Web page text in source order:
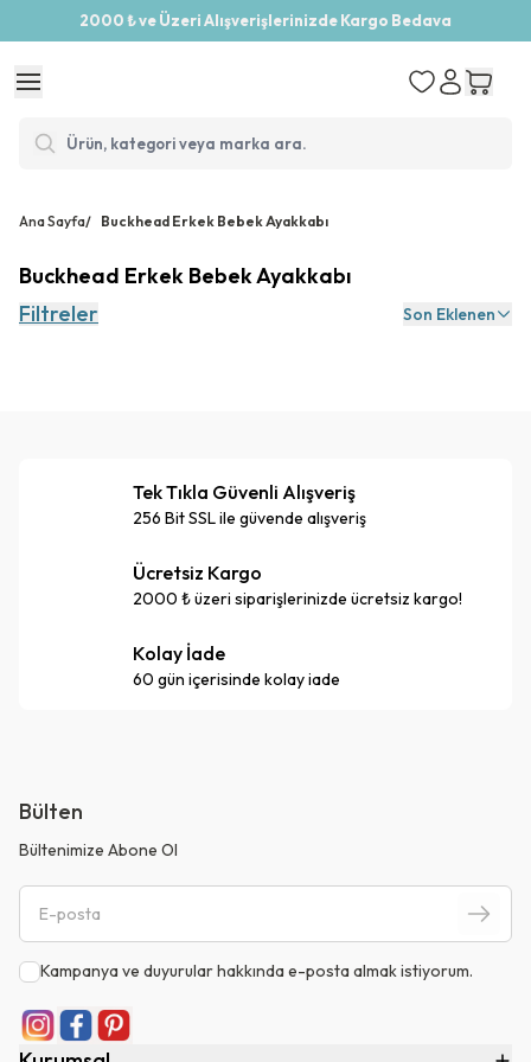
2000 ₺ ve Üzeri Alışverişlerinizde Kargo Bedava
Ana Sayfa/ Buckhead Erkek Bebek Ayakkabı
Buckhead Erkek Bebek Ayakkabı
Filtreler
Son Eklenen
Tek Tıkla Güvenli Alışveriş
256 Bit SSL ile güvende alışveriş
Ücretsiz Kargo
2000 ₺ üzeri siparişlerinizde ücretsiz kargo!
Kolay İade
60 gün içerisinde kolay iade
Bülten
Bültenimize Abone Ol
Kampanya ve duyurular hakkında e-posta almak istiyorum.